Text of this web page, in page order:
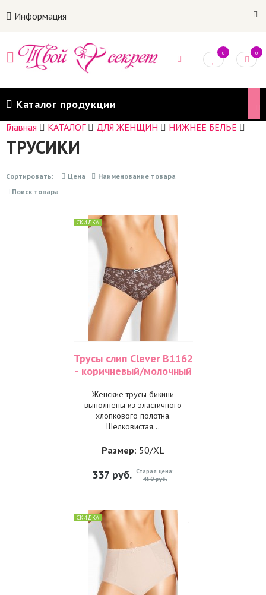
Информация
0 0
Каталог продукции
Главная КАТАЛОГ ДЛЯ ЖЕНЩИН НИЖНЕЕ БЕЛЬЕ
ТРУСИКИ
Сортировать: Цена
Наименование товара
Поиск товара
СКИДКА
Трусы слип Clever B1162
- коричневый/молочный
Женские трусы бикини
выполнены из эластичного
хлопкового полотна.
Шелковистая...
Размер: 50/XL
337 руб. Старая цена:
450 руб.
СКИДКА